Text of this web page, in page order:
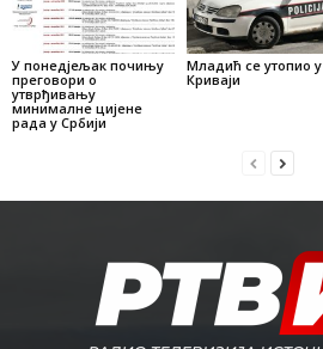
У понедјељак почињу
преговори о
утврђивању
минималне цијене
рада у Србији
Младић се утопио у
Криваји